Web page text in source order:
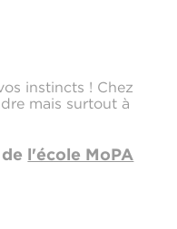
instincts ! Chez
mais surtout à
l'école MoPA